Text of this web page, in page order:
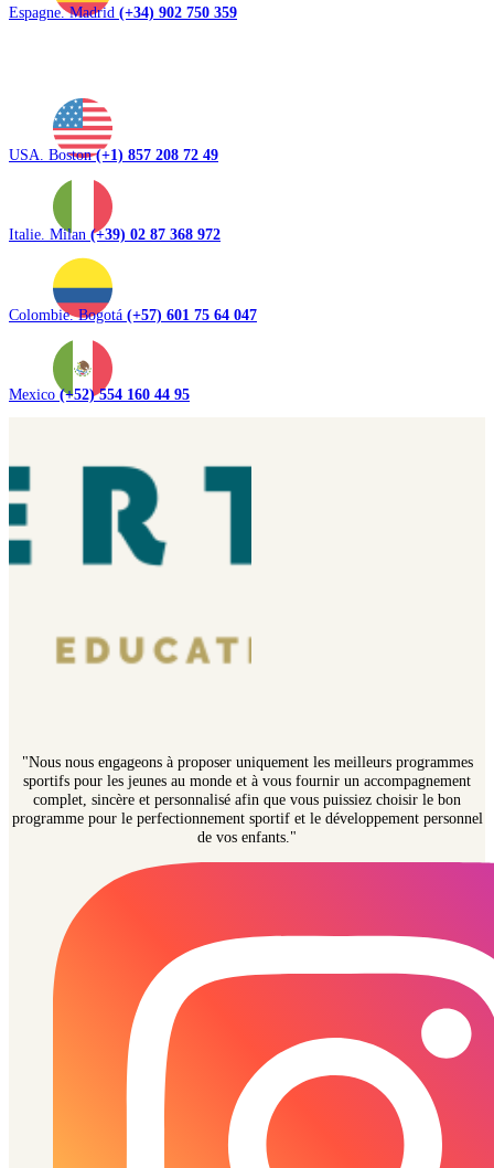
Espagne. Madrid (+34) 902 750 359
USA. Boston(+1) 857 208 72 49
Italie. Milan (+39) 02 87 368 972
Colombie. Bogotá (+57) 601 75 64 047
Mexico (+52) 554 160 44 95
"Nous nous engageons à proposer uniquement les meilleurs programmes
sportifs pour les jeunes au monde et à vous fournir un accompagnement
complet, sincère et personnalisé afin que vous puissiez choisir le bon
programme pour le perfectionnement sportif et le développement personnel
de vos enfants."